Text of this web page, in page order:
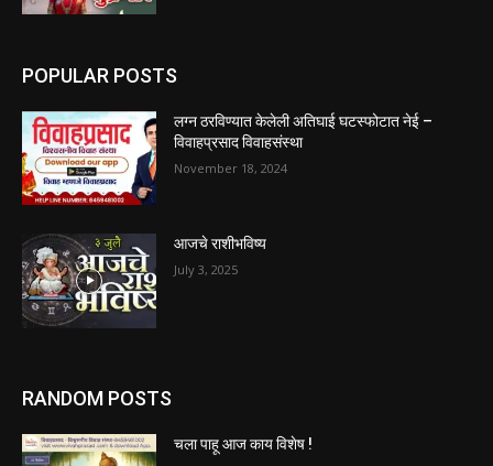
POPULAR POSTS
लग्न ठरविण्यात केलेली अतिघाई घटस्फोटात नेई –
विवाहप्रसाद विवाहसंस्था
November 18, 2024
आजचे राशीभविष्य
July 3, 2025
RANDOM POSTS
चला पाहू आज काय विशेष !